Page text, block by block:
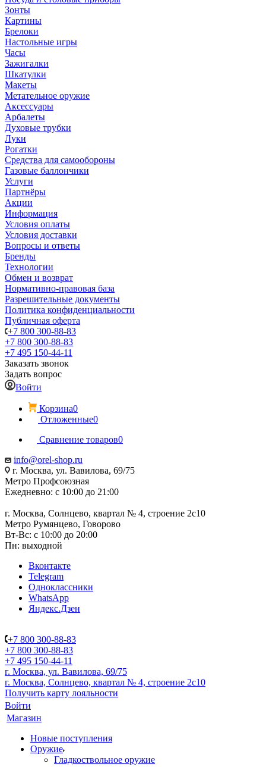
Зонты
Картины
Брелоки
Настольные игры
Часы
Зажигалки
Шкатулки
Макеты
Метательное оружие
Аксессуары
Арбалеты
Духовые трубки
Луки
Рогатки
Средства для самообороны
Газовые баллончики
Услуги
Партнёры
Акции
Информация
Условия оплаты
Условия доставки
Вопросы и ответы
Бренды
Технологии
Обмен и возврат
Нормативно-правовая база
Разрешительные документы
Политика конфиденциальности
Публичная оферта
+7 800 300-88-83
+7 800 300-88-83
+7 495 150-44-11
Заказать звонок
Задать вопрос
Войти
Корзина0
Отложенные0
Сравнение товаров0
info@orel-shop.ru
г. Москва, ул. Вавилова, 69/75
Метро Профсоюзная
Ежедневно: с 10:00 до 21:00
г. Москва, Солнцево, квартал № 4, строение 2с10
Метро Румянцево, Говорово
Вт-Вс: с 10:00 до 20:00
Пн: выходной
Вконтакте
Telegram
Одноклассники
WhatsApp
Яндекс.Дзен
+7 800 300-88-83
+7 800 300-88-83
+7 495 150-44-11
г. Москва, ул. Вавилова, 69/75
г. Москва, Солнцево, квартал № 4, строение 2с10
Получить карту лояльности
Войти
Магазин
Новые поступления
Оружие
Гладкоствольное оружие